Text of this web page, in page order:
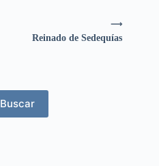
⟶
Reinado de Sedequías
Buscar